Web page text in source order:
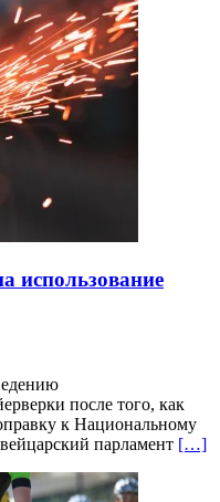
использование
после того, как
к Национальному
парламент […]